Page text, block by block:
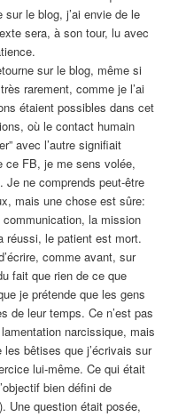
le blog, j’ai envie de le
sera, à son tour, lu avec
sur le blog, même si
rarement, comme je l’ai
étaient possibles dans cet
où le contact humain
avec l’autre signifiait
ce FB, je me sens volée,
ne comprends peut-être
mais une chose est sûre:
la mission
réussi, le patient est mort.
comme avant, sur
fait que rien de ce que
je prétende que les gens
de leur temps. Ce n’est pas
narcissique, mais
bêtises que j’écrivais sur
lui-même. Ce qui était
bien défini de
Une question était posée,